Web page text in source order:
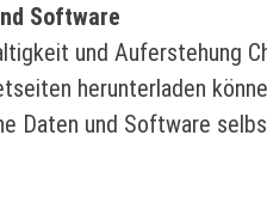
Software
und Auferstehung
herunterladen
Daten und Software